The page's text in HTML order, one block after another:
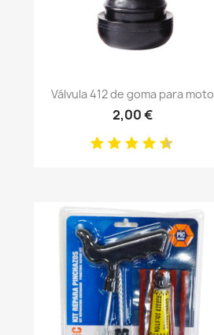
Anteprima
Válvula 412 de goma para moto
2,00 €